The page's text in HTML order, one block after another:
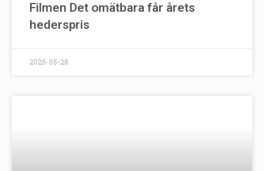
Filmen Det omätbara får årets
hederspris
2025-05-28